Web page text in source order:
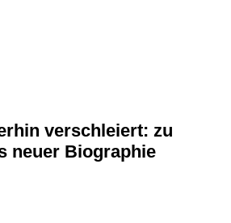
verschleiert: zu
neuer Biographie